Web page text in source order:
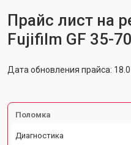
Прайс лист на
Fujifilm GF 35-
Дата обновления прайса:
Поломка
Диагностика